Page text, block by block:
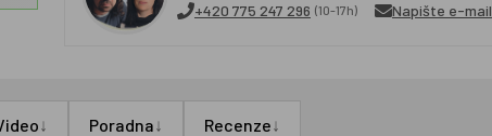
+420 775 247 296 (10-17h) Napište e-mail
↓ Poradna↓ Recenze↓